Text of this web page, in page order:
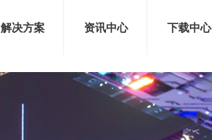
解决方案 资讯中心 下载中心